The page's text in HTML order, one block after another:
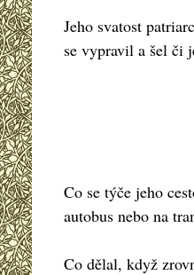
Jeho svatost
se vypravil a šel či
Co se týče jeho
autobus nebo na
Co dělal, když